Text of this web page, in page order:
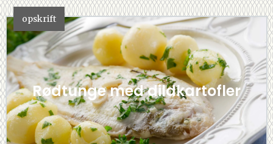
opskrift
Rødtunge med dildkartofler